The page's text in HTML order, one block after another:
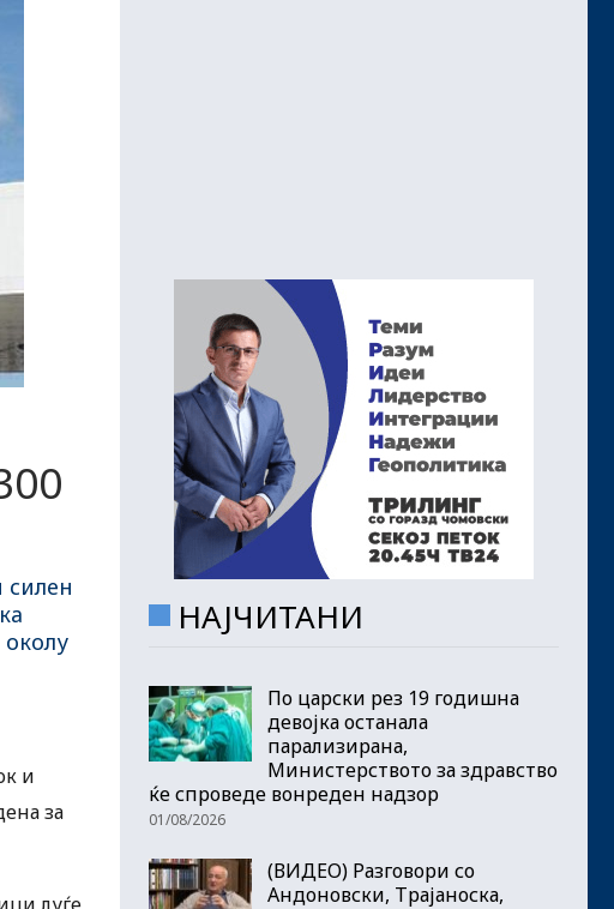
силен
и
за
НАЈЧИТАНИ
По царски рез 19 годишна
девојка останала
парализирана,
Министерството за здравство
ќе спроведе вонреден надзор
01/08/2026
(ВИДЕО) Разговори со
Андоновски, Трајаноска,